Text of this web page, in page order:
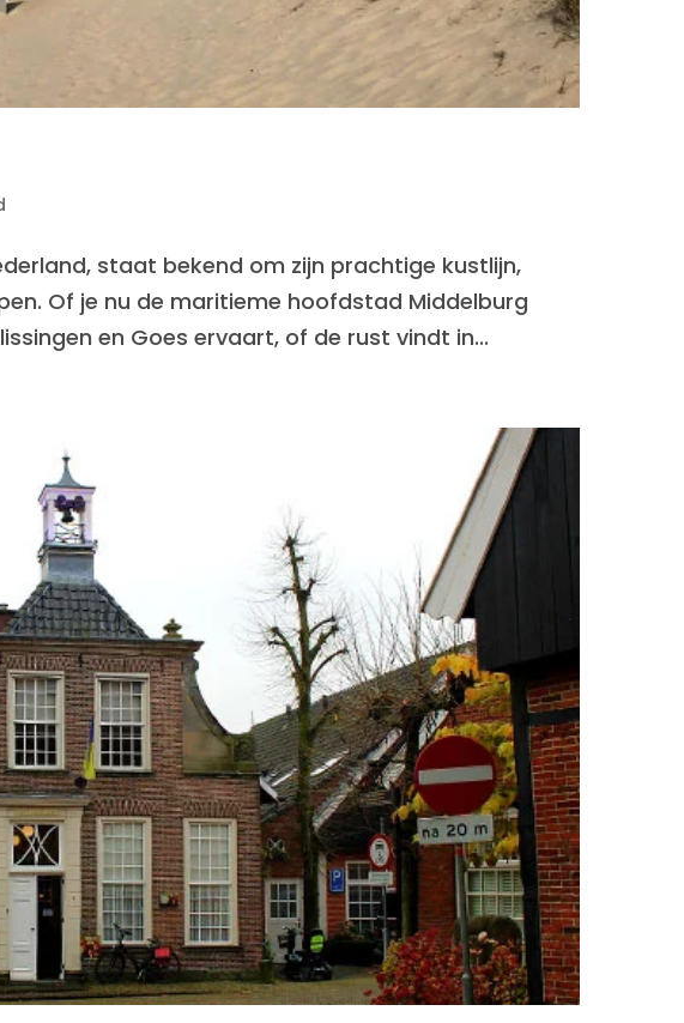
staat bekend om zijn prachtige kustlijn,
Of je nu de maritieme hoofdstad Middelburg
en Goes ervaart, of de rust vindt in...